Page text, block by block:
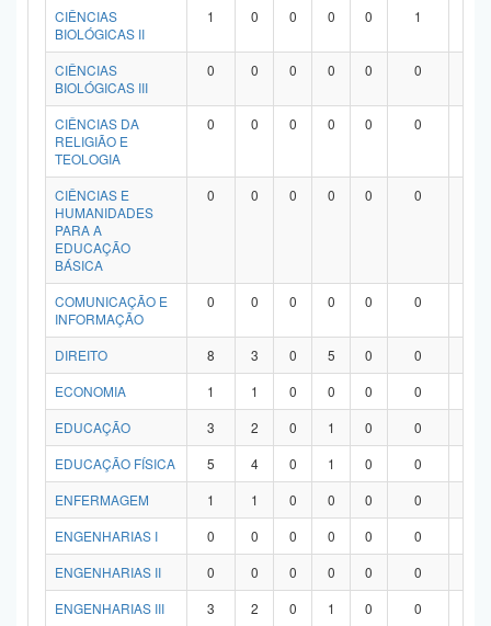
CIÊNCIAS
BIOLÓGICAS II
1 0 0 0 0 1
CIÊNCIAS
BIOLÓGICAS III
0 0 0 0 0 0
CIÊNCIAS DA
RELIGIÃO E
TEOLOGIA
0 0 0 0 0 0
CIÊNCIAS E
HUMANIDADES
PARA A
EDUCAÇÃO
BÁSICA
0 0 0 0 0 0
COMUNICAÇÃO E
INFORMAÇÃO
0 0 0 0 0 0
DIREITO 8 3 0 5 0 0
ECONOMIA
1 1 0 0 0 0
EDUCAÇÃO
3 2 0 1 0 0
EDUCAÇÃO FÍSICA
5 4 0 1 0 0
ENFERMAGEM
1 1 0 0 0 0
ENGENHARIAS I
0 0 0 0 0 0
ENGENHARIAS II
0 0 0 0 0 0
ENGENHARIAS III
3 2 0 1 0 0